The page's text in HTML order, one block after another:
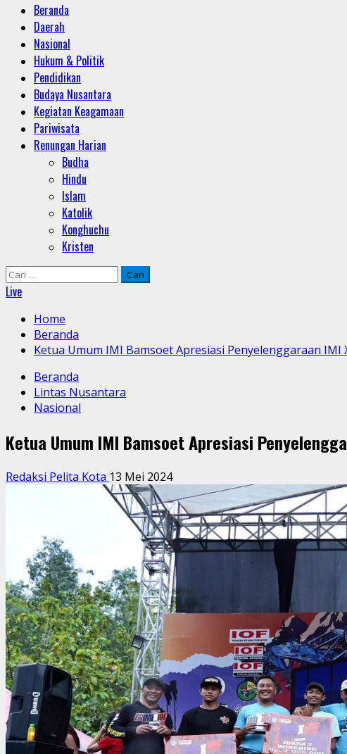
Primary
Menu
Beranda
Daerah
Nasional
Hukum & Politik
Pendidikan
Budaya Nusantara
Kegiatan Keagamaan
Pariwisata
Renungan Harian
Budha
Hindu
Islam
Katolik
Konghuchu
Kristen
Cari
untuk:
Live
Home
Beranda
Ketua Umum IMI Bamsoet Apresiasi Penyelenggaraan IMI
Beranda
Lintas Nusantara
Nasional
Ketua Umum IMI Bamsoet Apresiasi
Redaksi Pelita Kota 13 Mei 2024